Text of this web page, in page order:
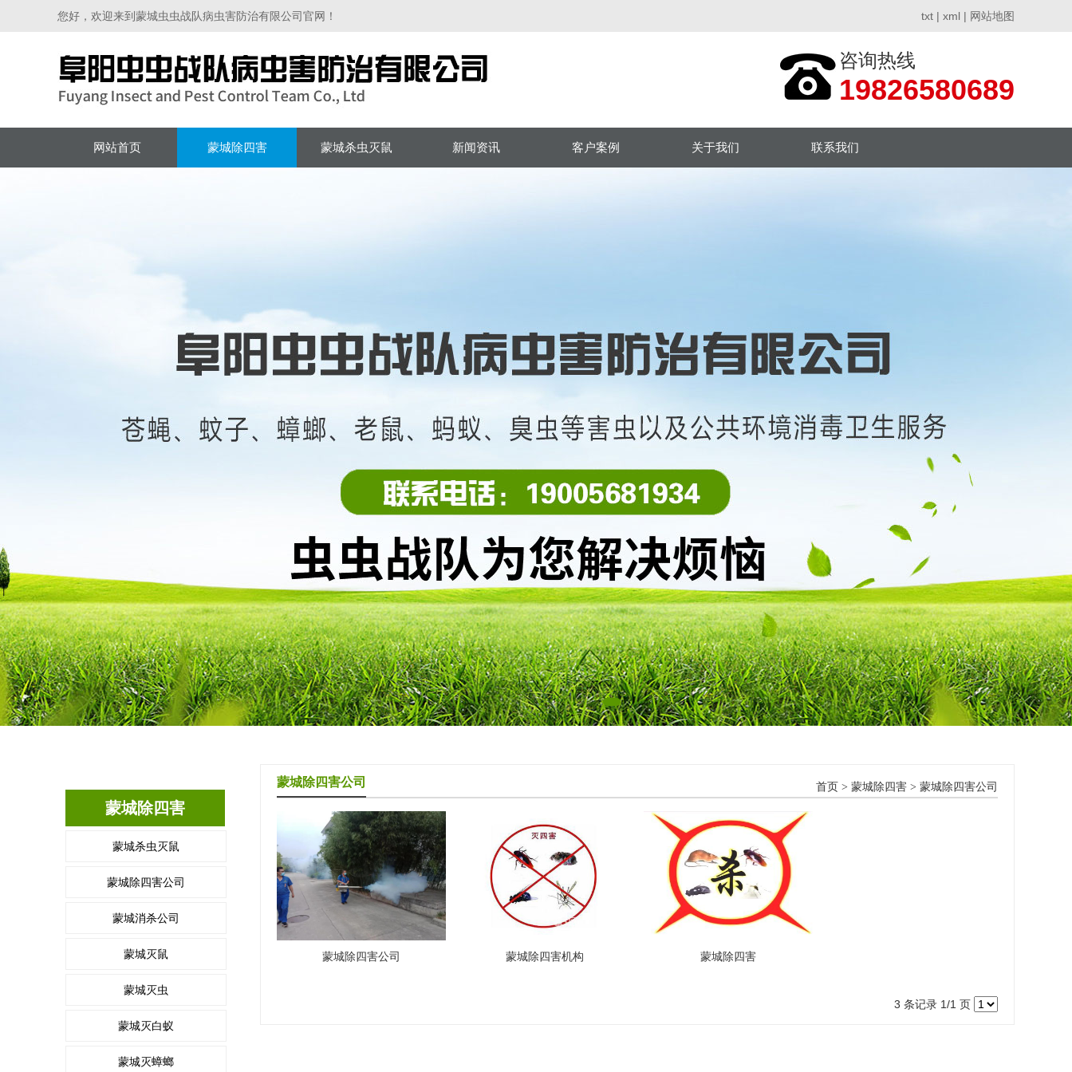
您好，欢迎来到蒙城虫虫战队病虫害防治有限公司官网！ txt | xml | 网站地图
咨询热线
19826580689
网站首页 蒙城除四害 蒙城杀虫灭鼠 新闻资讯 客户案例 关于我们 联系我们
蒙城除四害
蒙城杀虫灭鼠
蒙城除四害公司
蒙城消杀公司
蒙城灭鼠
蒙城灭虫
蒙城灭白蚁
蒙城灭蟑螂
蒙城除四害公司 首页 > 蒙城除四害 > 蒙城除四害公司
蒙城除四害公司 蒙城除四害机构 蒙城除四害
3 条记录 1/1 页